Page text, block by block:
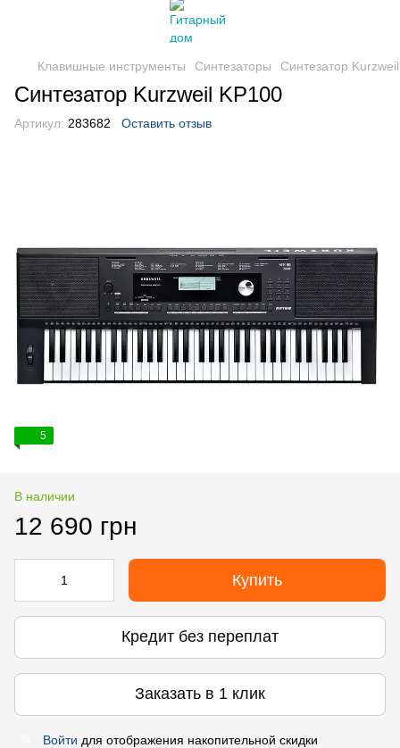
Клавишные инструменты Синтезаторы Синтезатор
Синтезатор Kurzweil KP100
Артикул: 283682 Оставить отзыв
5
В наличии
12 690 грн
Купить
Кредит без переплат
Заказать в 1 клик
Войти для отображения накопительной скидки